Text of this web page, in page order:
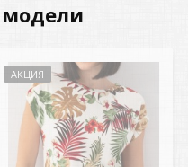
модели
АКЦИЯ